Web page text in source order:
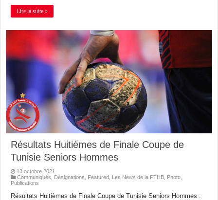
Lire la suite »
Résultats Huitièmes de Finale Coupe de
Tunisie Seniors Hommes
13 octobre 2021
Communiqués
Désignations Featured Les News de la FTHB Photo
Publications
Résultats Huitièmes de Finale Coupe de Tunisie Seniors Hommes :